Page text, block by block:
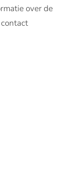
over de